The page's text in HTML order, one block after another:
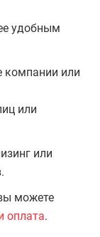
удобным
компании или
или
или
можете
оплата.